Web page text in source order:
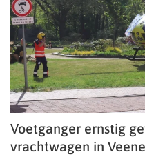
Voetganger ernstig
vrachtwagen in